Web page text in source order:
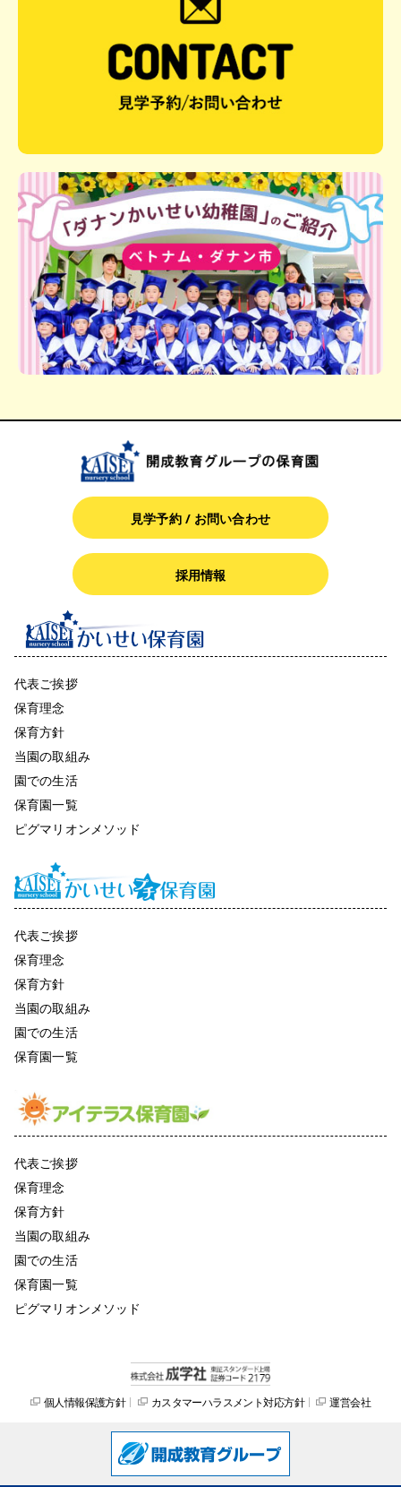
見学予約 / お問い合わせ
採用情報
代表ご挨拶
保育理念
保育方針
当園の取組み
園での生活
保育園一覧
ピグマリオンメソッド
代表ご挨拶
保育理念
保育方針
当園の取組み
園での生活
保育園一覧
代表ご挨拶
保育理念
保育方針
当園の取組み
園での生活
保育園一覧
ピグマリオンメソッド
個人情報保護方針 カスタマーハラスメント対応方針 運営会社